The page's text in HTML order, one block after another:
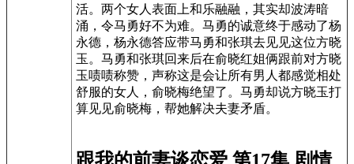
活。两个女人表面上和乐融融，其实却波涛暗
涌，令马勇好不为难。马勇的诚意终于感动了杨
永德，杨永德答应带马勇和张琪去见见这位方晓
玉。马勇和张琪回来后在俞晓红姐俩跟前对方晓
玉啧啧称赞，声称这是会让所有男人都感觉相处
舒服的女人，俞晓梅绝望了。马勇却说方晓玉打
算见见俞晓梅，帮她解决夫妻矛盾。
跟我的前妻谈恋爱 第17集 剧情